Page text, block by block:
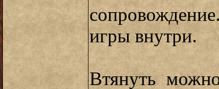
игры внутри.
Втянуть